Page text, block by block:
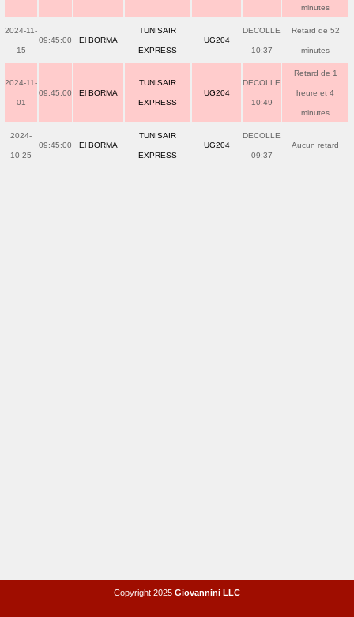
minutes
2024-11-
15
09:45:00 El BORMA
TUNISAIR
EXPRESS
UG204
DECOLLE
10:37
Retard de 52
minutes
2024-11-
01
09:45:00 El BORMA
TUNISAIR
EXPRESS
UG204
DECOLLE
10:49
Retard de 1
heure et 4
minutes
2024-
10-25
09:45:00 El BORMA
TUNISAIR
EXPRESS
UG204
DECOLLE
09:37
Aucun retard
Copyright 2025 Giovannini LLC